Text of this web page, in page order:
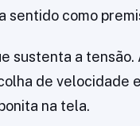
sentido como
sustenta a
de velocidade
na tela.